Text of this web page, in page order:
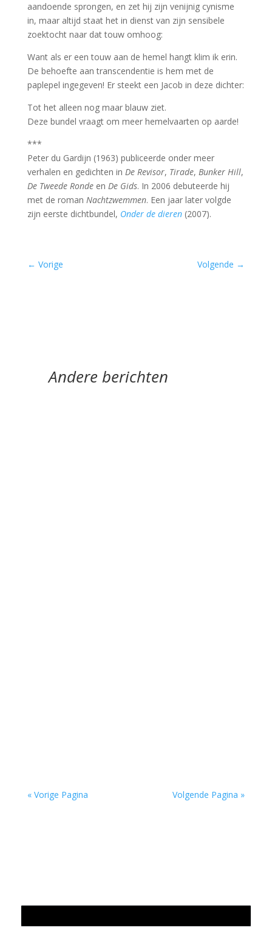
aandoende sprongen, en zet hij zijn venijnig cynisme
in, maar altijd staat het in dienst van zijn sensibele
zoektocht naar dat touw omhoog:
Want als er een touw aan de hemel hangt klim ik erin.
De behoefte aan transcendentie is hem met de
paplepel ingegeven! Er steekt een Jacob in deze dichter:
Tot het alleen nog maar blauw ziet.
Deze bundel vraagt om meer hemelvaarten op aarde!
***
Peter du Gardijn (1963) publiceerde onder meer
verhalen en gedichten in De Revisor, Tirade, Bunker Hill,
De Tweede Rondeen De Gids. In 2006 debuteerde hij
met de roman Nachtzwemmen. Een jaar later volgde
zijn eerste dichtbundel, Onder de dieren(2007).
← Vorige Volgende →
Andere berichten
« Vorige Pagina Volgende Pagina »